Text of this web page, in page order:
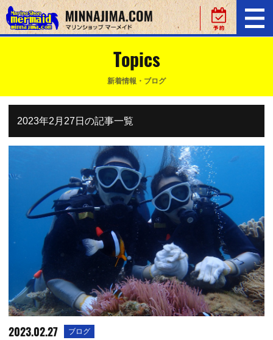
Topics
新着情報・ブログ
2023年2月27日の記事一覧
2023.02.27 ブログ